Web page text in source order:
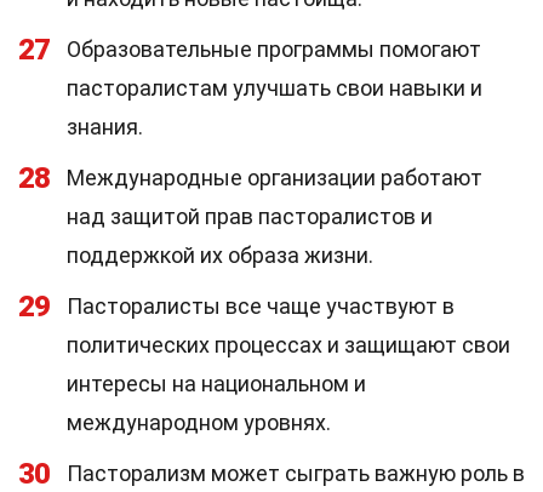
27
Образовательные программы помогают
пасторалистам улучшать свои навыки и
знания.
28
Международные организации работают
над защитой прав пасторалистов и
поддержкой их образа жизни.
29
Пасторалисты все чаще участвуют в
политических процессах и защищают свои
интересы на национальном и
международном уровнях.
30
Пасторализм может сыграть важную роль в